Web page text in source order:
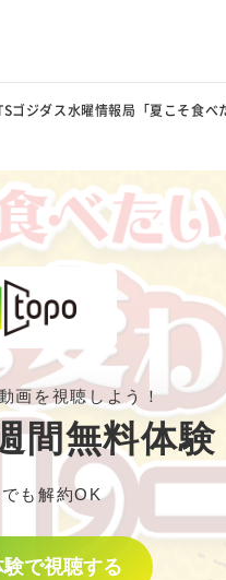
ゴジダス水曜情報局「夏こそ食べ
画を視聴しよう！
間無料体験
も解約OK
で視聴する